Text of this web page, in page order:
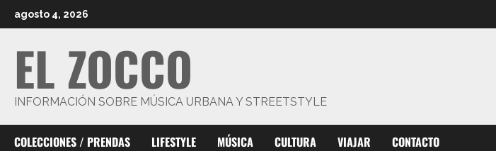
al
agosto 4, 2026
EL ZOCCO
INFORMACIÓN SOBRE MÚSICA URBANA Y STREETSTYLE
COLECCIONES / PRENDAS LIFESTYLE MÚSICA CULTURA VIAJAR CONTACTO